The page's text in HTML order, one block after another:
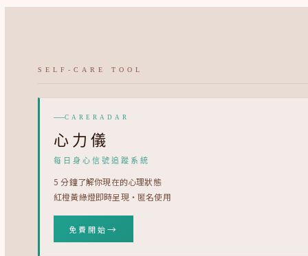
SELF-CARE TOOL
CARERADAR
心力儀
每日身心信號追蹤系統
5 分鐘了解你現在的心理狀態
紅橙黃綠燈即時呈現・匿名使用
免費開始→